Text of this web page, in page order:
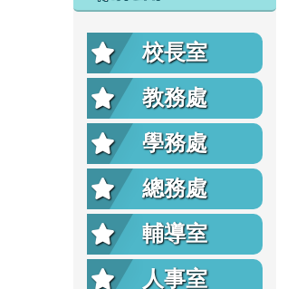
校長室
教務處
學務處
總務處
輔導室
人事室